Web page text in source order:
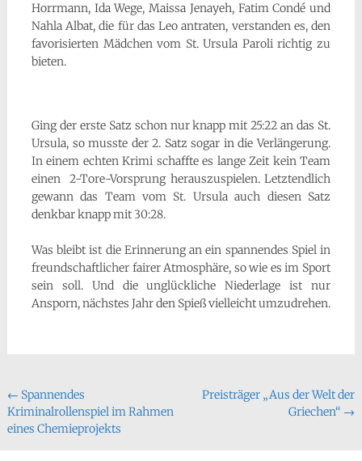
Horrmann, Ida Wege, Maissa Jenayeh, Fatim Condé und
Nahla Albat, die für das Leo antraten, verstanden es, den
favorisierten Mädchen vom St. Ursula Paroli richtig zu
bieten.
Ging der erste Satz schon nur knapp mit 25:22 an das St.
Ursula, so musste der 2. Satz sogar in die Verlängerung.
In einem echten Krimi schaffte es lange Zeit kein Team
einen 2-Tore-Vorsprung herauszuspielen. Letztendlich
gewann das Team vom St. Ursula auch diesen Satz
denkbar knapp mit 30:28.
Was bleibt ist die Erinnerung an ein spannendes Spiel in
freundschaftlicher fairer Atmosphäre, so wie es im Sport
sein soll. Und die unglückliche Niederlage ist nur
Ansporn, nächstes Jahr den Spieß vielleicht umzudrehen.
Beitragsnavigation
← Spannendes
Kriminalrollenspiel im Rahmen
eines Chemieprojekts
Preisträger „Aus der Welt der
Griechen“ →